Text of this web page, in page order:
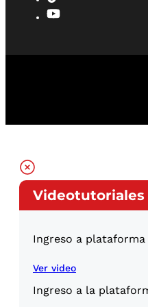
Videotutoriales
Ingreso a
Ver video
Ingreso a la